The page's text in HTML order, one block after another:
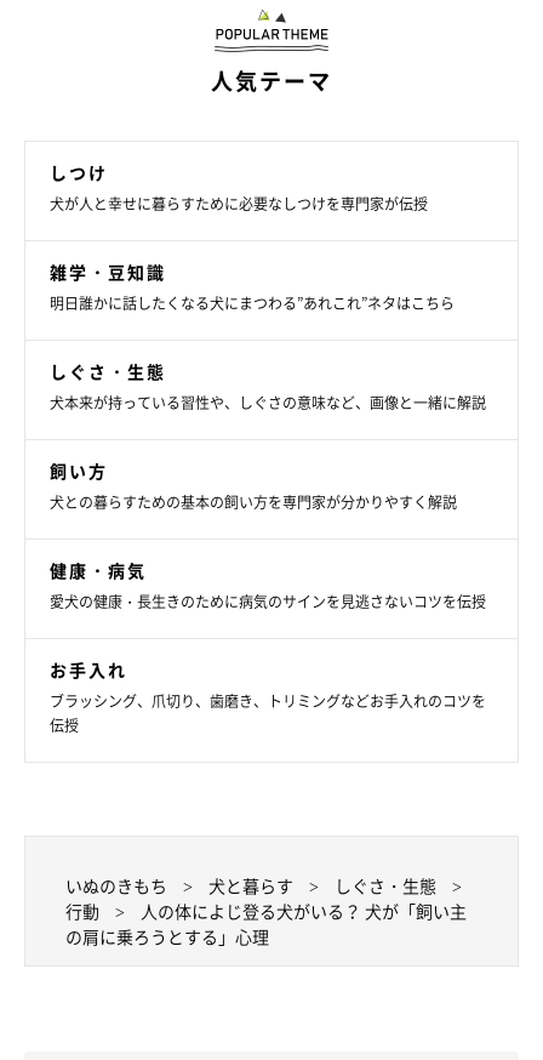
（監修：いぬのきもち獣医師相談室獣医師・岡本りさ先生）
※写真は「いぬのきもちアプリ」で投稿されたものです
関連記事:
日々の生活のなかで愛犬を抱き上げるとき、正しい抱っこの仕方が
できていますか？ 抱き方次第では、犬の体に負担がかかってしまう
こともあるそうです。「注意すべき犬の抱っこの仕方」について、
人気テーマ
しつけ
犬が人と幸せに暮らすために必要なしつけを専門家が伝授
雑学・豆知識
明日誰かに話したくなる犬にまつわる”あれこれ”ネタはこちら
しぐさ・生態
犬本来が持っている習性や、しぐさの意味など、画像と一緒に解説
飼い方
犬との暮らすための基本の飼い方を専門家が分かりやすく解説
健康・病気
愛犬の健康・長生きのために病気のサインを見逃さないコツを伝授
お手入れ
ブラッシング、爪切り、歯磨き、トリミングなどお手入れのコツを
伝授
いぬのきもち 犬と暮らす
しぐさ・生態
行動
人の体によじ登る犬がいる？ 犬が「飼い主
の肩に乗ろうとする」心理